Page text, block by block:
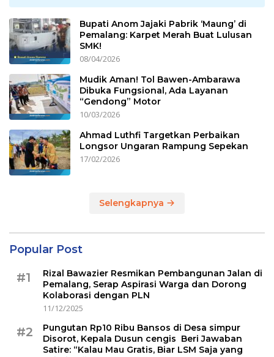
Bupati Anom Jajaki Pabrik ‘Maung’ di
Pemalang: Karpet Merah Buat Lulusan
SMK!
08/04/2026
Mudik Aman! Tol Bawen-Ambarawa
Dibuka Fungsional, Ada Layanan
“Gendong” Motor
10/03/2026
Ahmad Luthfi Targetkan Perbaikan
Longsor Ungaran Rampung Sepekan
17/02/2026
Selengkapnya
Popular Post
#1
Rizal Bawazier Resmikan Pembangunan Jalan di
Pemalang, Serap Aspirasi Warga dan Dorong
Kolaborasi dengan PLN
11/12/2025
#2
Pungutan Rp10 Ribu Bansos di Desa simpur
Disorot, Kepala Dusun cengis Beri Jawaban
Satire: “Kalau Mau Gratis, Biar LSM Saja yang